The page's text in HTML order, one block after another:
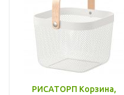
РИСАТОРП Корзина,